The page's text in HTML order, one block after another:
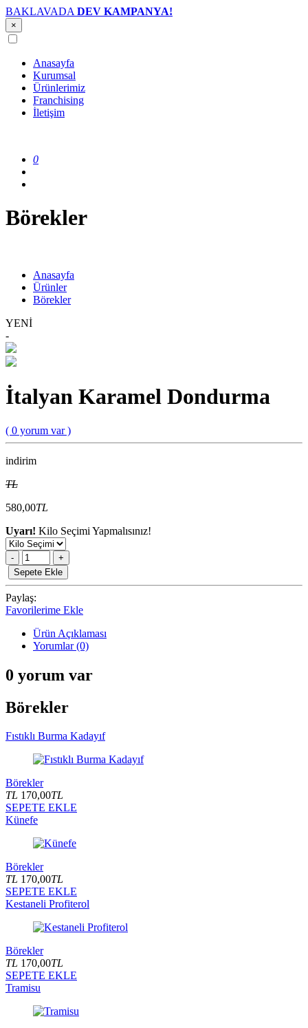
BAKLAVADA DEV KAMPANYA!
×
Anasayfa
Kurumsal
Ürünlerimiz
Franchising
İletişim
0
Börekler
Anasayfa
Ürünler
Börekler
YENİ
-
İtalyan Karamel Dondurma
( 0 yorum var )
indirim
TL
580,00TL
Uyarı! Kilo Seçimi Yapmalısınız!
-
+
Sepete Ekle
Paylaş:
Favorilerime Ekle
Ürün Açıklaması
Yorumlar (0)
0 yorum var
Börekler
Fıstıklı Burma Kadayıf
Börekler
TL 170,00TL
SEPETE EKLE
Künefe
Börekler
TL 170,00TL
SEPETE EKLE
Kestaneli Profiterol
Börekler
TL 170,00TL
SEPETE EKLE
Tramisu